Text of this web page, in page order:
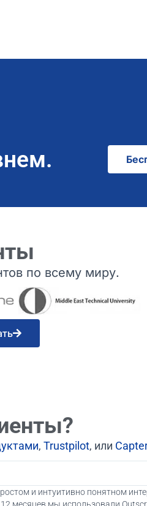
по всему миру.
, Trustpilot, или
и интуитивно понятном